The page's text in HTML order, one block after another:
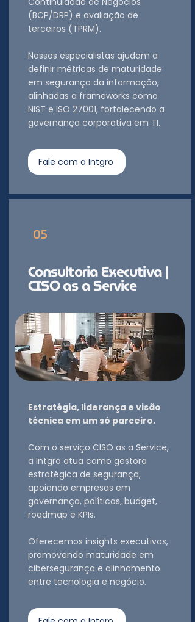
(BCP/DRP) e avaliação de
terceiros (TPRM).
Nossos especialistas ajudam a
definir métricas de maturidade
em segurança da informação,
alinhadas a frameworks como
NIST e ISO 27001, fortalecendo a
governança corporativa em TI.
Fale com a Intgro
05
Consultoria Executiva |
CISO as a Service
Estratégia, liderança e visão
técnica em um só parceiro.
Com o serviço CISO as a Service,
a Intgro atua como gestora
estratégica de segurança,
apoiando empresas em
governança, políticas, budget,
roadmap e KPIs.
Oferecemos insights executivos,
promovendo maturidade em
cibersegurança e alinhamento
entre tecnologia e negócio.